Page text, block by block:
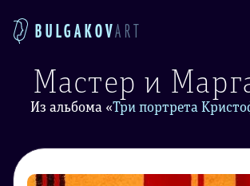
BULGAKOVART
Мастер и
Из альбома «Три портрета